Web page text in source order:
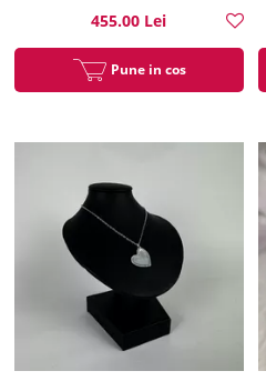
455.00 Lei
Pune in cos